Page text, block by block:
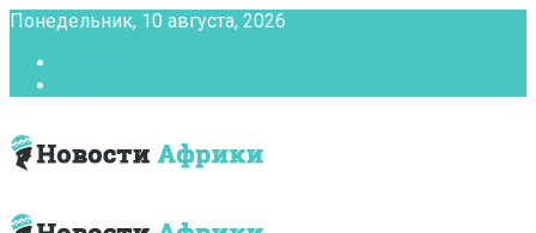
Понедельник, 10 августа, 2026